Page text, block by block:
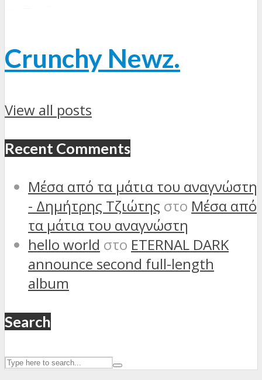
Crunchy Newz.
View all posts
Recent Comments
Μέσα από τα μάτια του αναγνώστη
- Δημήτρης Τζιώτης στο Μέσα από
τα μάτια του αναγνώστη
hello world στο ETERNAL DARK
announce second full-length
album
Search